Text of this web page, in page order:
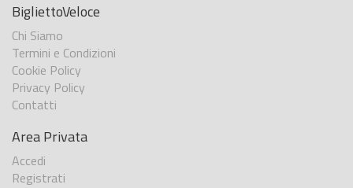
BigliettoVeloce
Chi Siamo
Termini e Condizioni
Cookie Policy
Privacy Policy
Contatti
Area Privata
Accedi
Registrati